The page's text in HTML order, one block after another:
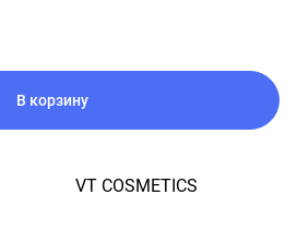
В корзину
VT COSMETICS